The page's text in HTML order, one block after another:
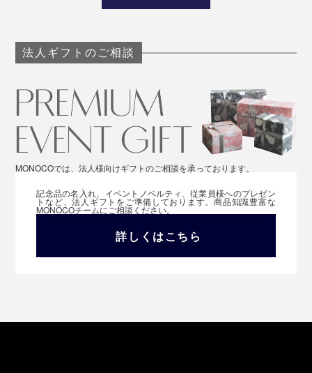
法人ギフトのご相談
MONOCOでは、法人様向けギフトのご相談を承っております。
記念品の名入れ、イベントノベルティ、従業員様へのプレゼン
トなど、法人ギフトをご準備しております。商品知識豊富な
MONOCOチームにご相談ください。
詳しくはこちら